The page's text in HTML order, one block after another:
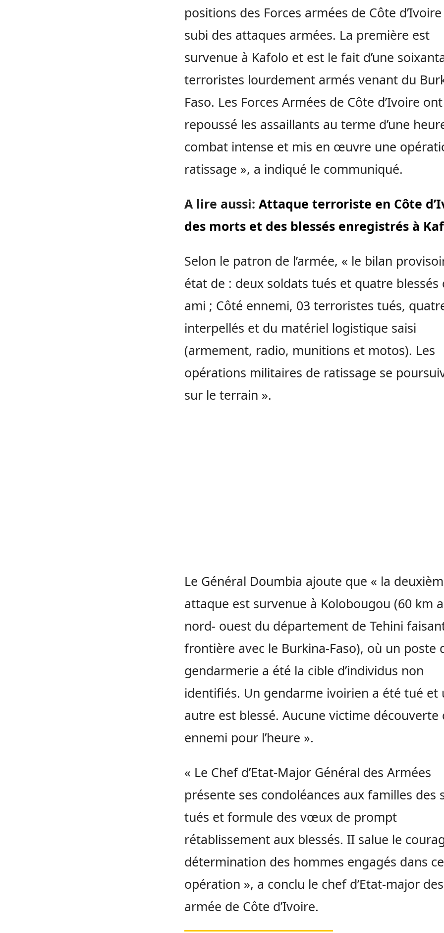
positions des Forces armées de Côte
subi des attaques armées. La première est
survenue à Kafolo et est le fait d’une
terroristes lourdement armés venant du
Faso. Les Forces Armées de Côte d’Ivoire ont
repoussé les assaillants au terme d’une
combat intense et mis en œuvre une
ratissage », a indiqué le communiqué.
A lire aussi: Attaque terroriste en Côte
des morts et des blessés enregistrés à
Selon le patron de l’armée, « le bilan
état de : deux soldats tués et quatre blessés
ami ; Côté ennemi, 03 terroristes tués,
interpellés et du matériel logistique saisi
(armement, radio, munitions et motos). Les
opérations militaires de ratissage se
sur le terrain ».
Le Général Doumbia ajoute que « la
attaque est survenue à Kolobougou (60 km
nord- ouest du département de Tehini
frontière avec le Burkina-Faso), où un poste
gendarmerie a été la cible d’individus non
identifiés. Un gendarme ivoirien a été tué et
autre est blessé. Aucune victime découverte
ennemi pour l’heure ».
« Le Chef d’Etat-Major Général des Armées
présente ses condoléances aux familles des
tués et formule des vœux de prompt
rétablissement aux blessés. II salue le
détermination des hommes engagés dans
opération », a conclu le chef d’Etat-major des
armée de Côte d’Ivoire.